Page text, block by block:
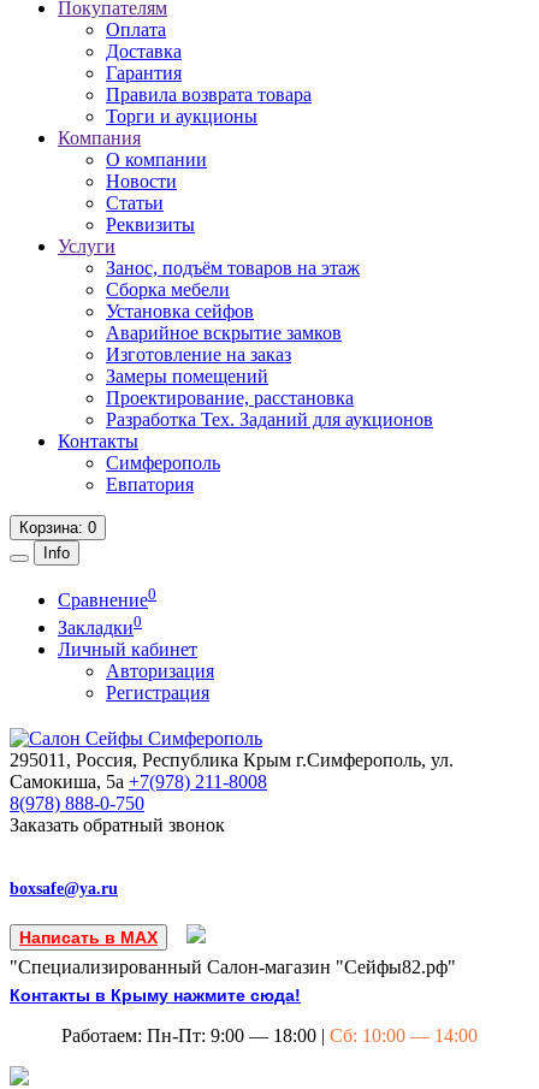
Покупателям
Оплата
Доставка
Гарантия
Правила возврата товара
Торги и аукционы
Компания
О компании
Новости
Статьи
Реквизиты
Услуги
Занос, подъём товаров на этаж
Сборка мебели
Установка сейфов
Аварийное вскрытие замков
Изготовление на заказ
Замеры помещений
Проектирование, расстановка
Разработка Тех. Заданий для аукционов
Контакты
Симферополь
Евпатория
Корзина: 0
Info
Сравнение0
Закладки0
Личный кабинет
Авторизация
Регистрация
295011, Россия, Республика Крым г.Симферополь, ул.
Самокиша, 5а +7(978) 211-8008
8(978) 888-0-750
Заказать обратный звонок
boxsafe@ya.ru
Написать в MAX
"Специализированный Салон-магазин "Сейфы82.рф"
Контакты в Крыму нажмите сюда!
Работаем: Пн-Пт: 9:00 — 18:00 | Сб: 10:00 — 14:00